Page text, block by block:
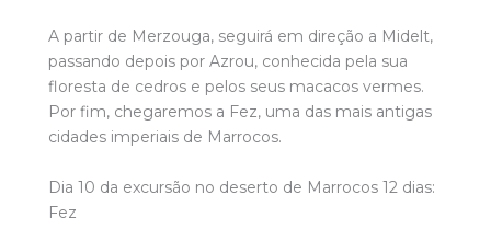
A partir de Merzouga, seguirá em direção a Midelt,
passando depois por Azrou, conhecida pela sua
floresta de cedros e pelos seus macacos vermes.
Por fim, chegaremos a Fez, uma das mais antigas
cidades imperiais de Marrocos.
Dia 10 da excursão no deserto de Marrocos 12 dias:
Fez